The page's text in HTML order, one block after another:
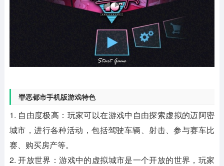
罪恶都市手机版游戏特色
1. 自由度极高：玩家可以在游戏中自由探索虚拟的迈阿密
城市，进行各种活动，包括驾驶车辆、射击、参与赛车比
赛、购买房产等。
2. 开放世界：游戏中的虚拟城市是一个开放的世界，玩家